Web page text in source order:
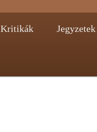
Kritikák Jegyzetek